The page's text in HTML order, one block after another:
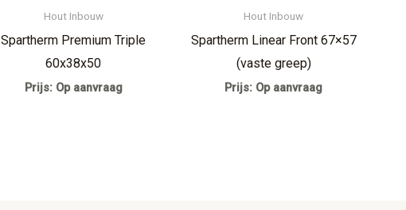
Hout Inbouw
Spartherm Premium Triple
60x38x50
Prijs: Op aanvraag
Hout Inbouw
Spartherm Linear Front 67×57
(vaste greep)
Prijs: Op aanvraag